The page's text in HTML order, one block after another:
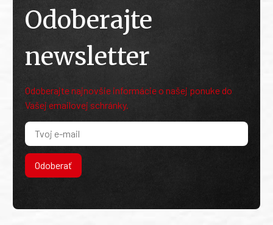
Odoberajte
newsletter
Odoberajte najnovšie informácie o našej ponuke do
Vašej emailovej schránky.
Odoberať